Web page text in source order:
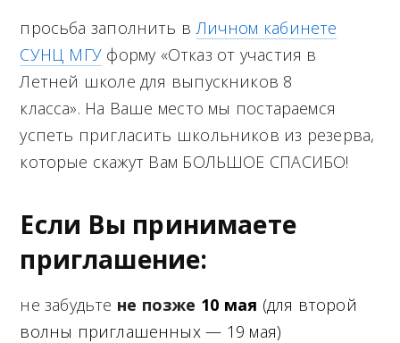
просьба заполнить вЛичном кабинете
СУНЦ МГУ форму «Отказ от участия в
Летней школе для выпускников 8
класса». На Ваше место мы постараемся
успеть пригласить школьников из резерва,
которые скажут Вам БОЛЬШОЕ СПАСИБО!
Если Вы принимаете
приглашение:
не забудьте не позже 10 мая (для второй
волны приглашенных — 19 мая)